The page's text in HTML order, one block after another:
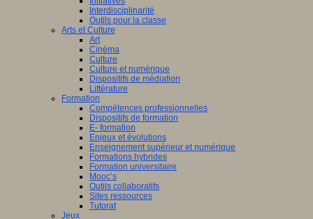
Interdisciplinarité
Outils pour la classe
Arts et Culture
Art
Cinéma
Culture
Culture et numérique
Dispositifs de médiation
Littérature
Formation
Compétences professionnelles
Dispositifs de formation
E- formation
Enjeux et évolutions
Enseignement supérieur et numérique
Formations hybrides
Formation universitaire
Mooc’s
Outils collaboratifs
Sites ressources
Tutorat
Jeux